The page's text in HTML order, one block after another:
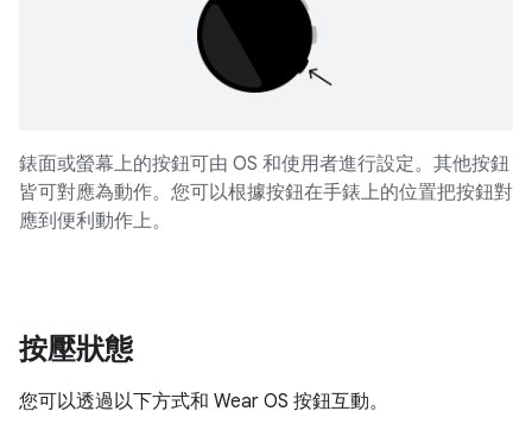
錶面或螢幕上的按鈕可由 OS 和使用者進行設定。其他按鈕
皆可對應為動作。您可以根據按鈕在手錶上的位置把按鈕對
應到便利動作上。
按壓狀態
您可以透過以下方式和 Wear OS 按鈕互動。